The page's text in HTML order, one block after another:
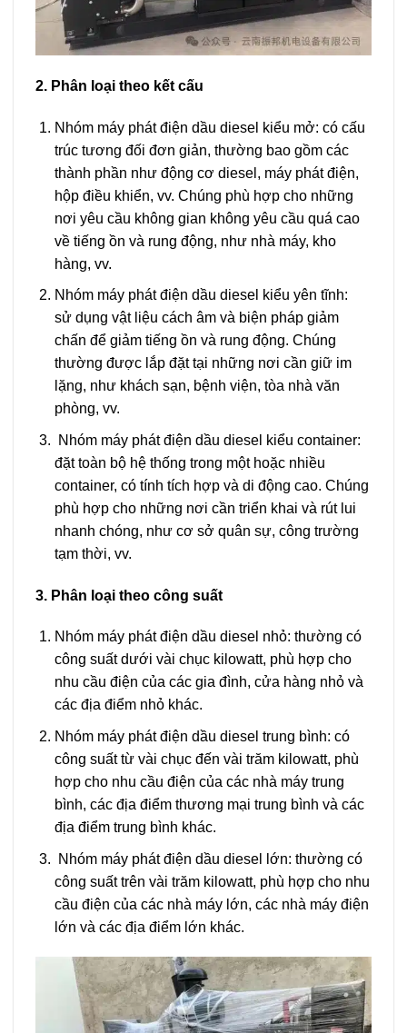
2. Phân loại theo kết cấu
Nhóm máy phát điện dầu diesel kiểu mở: có cấu
trúc tương đối đơn giản, thường bao gồm các
thành phần như động cơ diesel, máy phát điện,
hộp điều khiển, vv. Chúng phù hợp cho những
nơi yêu cầu không gian không yêu cầu quá cao
về tiếng ồn và rung động, như nhà máy, kho
hàng, vv.
Nhóm máy phát điện dầu diesel kiểu yên tĩnh:
sử dụng vật liệu cách âm và biện pháp giảm
chấn để giảm tiếng ồn và rung động. Chúng
thường được lắp đặt tại những nơi cần giữ im
lặng, như khách sạn, bệnh viện, tòa nhà văn
phòng, vv.
Nhóm máy phát điện dầu diesel kiểu container:
đặt toàn bộ hệ thống trong một hoặc nhiều
container, có tính tích hợp và di động cao. Chúng
phù hợp cho những nơi cần triển khai và rút lui
nhanh chóng, như cơ sở quân sự, công trường
tạm thời, vv.
3. Phân loại theo công suất
Nhóm máy phát điện dầu diesel nhỏ: thường có
công suất dưới vài chục kilowatt, phù hợp cho
nhu cầu điện của các gia đình, cửa hàng nhỏ và
các địa điểm nhỏ khác.
Nhóm máy phát điện dầu diesel trung bình: có
công suất từ vài chục đến vài trăm kilowatt, phù
hợp cho nhu cầu điện của các nhà máy trung
bình, các địa điểm thương mại trung bình và các
địa điểm trung bình khác.
Nhóm máy phát điện dầu diesel lớn: thường có
công suất trên vài trăm kilowatt, phù hợp cho nhu
cầu điện của các nhà máy lớn, các nhà máy điện
lớn và các địa điểm lớn khác.